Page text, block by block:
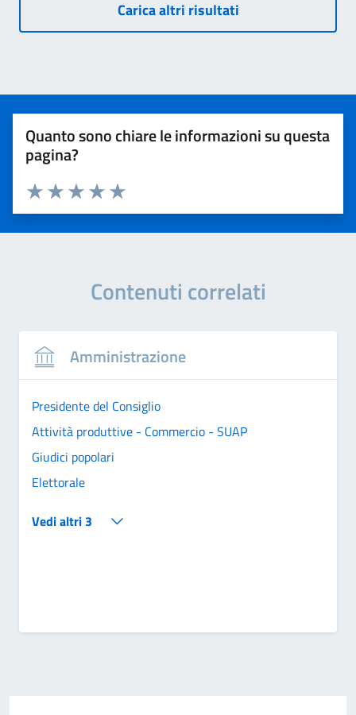
Carica altri risultati
Quanto sono chiare le informazioni su questa
pagina?
Valuta 5 stelle su 5
Valuta 4 stelle su 5
Valuta 3 stelle su 5
Valuta 2 stelle su 5
Valuta 1 stelle su 5
Contenuti correlati
Amministrazione
Presidente del Consiglio
Attività produttive - Commercio - SUAP
Giudici popolari
Elettorale
Vedi altri 3